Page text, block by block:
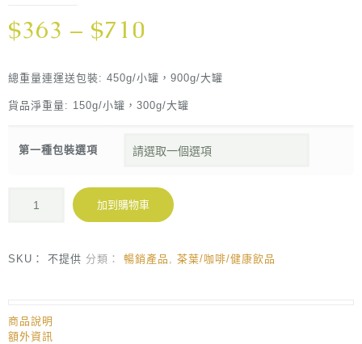
$363 – $710
總重量連運送包裝: 450g/小罐，900g/大罐
貨品淨重量: 150g/小罐，300g/大罐
第一種包裝選項
加到購物車
SKU： 不提供 分類： 暢銷產品 , 茶葉/咖啡/健康飲品
商品說明
額外資訊